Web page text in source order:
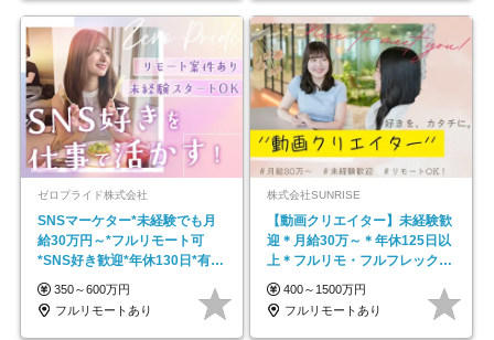
ゼロプライド株式会社
SNSマーケター*未経験でも月
給30万円～*フルリモート可
*SNS好き歓迎*年休130日*有休
取得率100%
350～600万円
フルリモートあり
株式会社SUNRISE
【動画クリエイター】未経験歓
迎＊月給30万～＊年休125日以
上＊フルリモ・フルフレックス
◆10名の採用が決定◆
400～1500万円
フルリモートあり